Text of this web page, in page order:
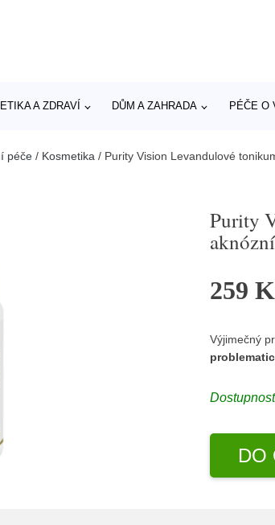
A ZDRAVÍ DŮM A ZAHRADA PÉČE O
péče / Kosmetika / Purity Vision Levandulové
Purity
259
Výjimečný
DO